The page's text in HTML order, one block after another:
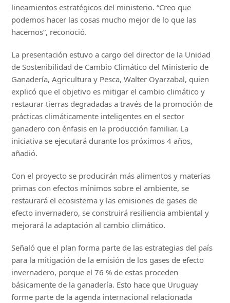
lineamientos estratégicos del ministerio. “Creo que
podemos hacer las cosas mucho mejor de lo que las
hacemos”, reconoció.
La presentación estuvo a cargo del director de la Unidad
de Sostenibilidad de Cambio Climático del Ministerio de
Ganadería, Agricultura y Pesca, Walter Oyarzabal, quien
explicó que el objetivo es mitigar el cambio climático y
restaurar tierras degradadas a través de la promoción de
prácticas climáticamente inteligentes en el sector
ganadero con énfasis en la producción familiar. La
iniciativa se ejecutará durante los próximos 4 años,
añadió.
Con el proyecto se producirán más alimentos y materias
primas con efectos mínimos sobre el ambiente, se
restaurará el ecosistema y las emisiones de gases de
efecto invernadero, se construirá resiliencia ambiental y
mejorará la adaptación al cambio climático.
Señaló que el plan forma parte de las estrategias del país
para la mitigación de la emisión de los gases de efecto
invernadero, porque el 76 % de estas proceden
básicamente de la ganadería. Esto hace que Uruguay
forme parte de la agenda internacional relacionada